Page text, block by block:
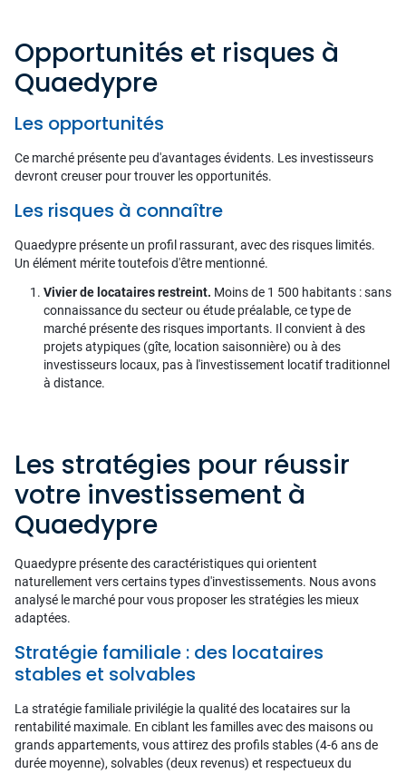
Opportunités et risques à
Quaedypre
Les opportunités
Ce marché présente peu d'avantages évidents. Les investisseurs
devront creuser pour trouver les opportunités.
Les risques à connaître
Quaedypre présente un profil rassurant, avec des risques limités.
Un élément mérite toutefois d'être mentionné.
Vivier de locataires restreint. Moins de 1 500 habitants : sans
connaissance du secteur ou étude préalable, ce type de
marché présente des risques importants. Il convient à des
projets atypiques (gîte, location saisonnière) ou à des
investisseurs locaux, pas à l'investissement locatif traditionnel
à distance.
Les stratégies pour réussir
votre investissement à
Quaedypre
Quaedypre présente des caractéristiques qui orientent
naturellement vers certains types d'investissements. Nous avons
analysé le marché pour vous proposer les stratégies les mieux
adaptées.
Stratégie familiale : des locataires
stables et solvables
La stratégie familiale privilégie la qualité des locataires sur la
rentabilité maximale. En ciblant les familles avec des maisons ou
grands appartements, vous attirez des profils stables (4-6 ans de
durée moyenne), solvables (deux revenus) et respectueux du